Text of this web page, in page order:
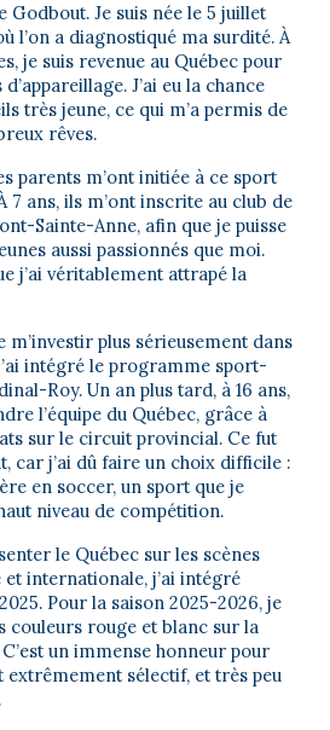
Godbout. Je suis née le 5 juillet
l’on a diagnostiqué ma surdité. À
je suis revenue au Québec pour
J’ai eu la chance
très jeune, ce qui m’a permis de
rêves.
parents m’ont initiée à ce sport
7 ans, ils m’ont inscrite au club de
Sainte-Anne, afin que je puisse
aussi passionnés que moi.
j’ai véritablement attrapé la
m’investir plus sérieusement dans
intégré le programme sport-
Roy. Un an plus tard, à 16 ans,
l’équipe du Québec, grâce à
sur le circuit provincial. Ce fut
car j’ai dû faire un choix difficile :
en soccer, un sport que je
niveau de compétition.
le Québec sur les scènes
internationale, j’ai intégré
Pour la saison 2025-2026, je
couleurs rouge et blanc sur la
un immense honneur pour
extrêmement sélectif, et très peu